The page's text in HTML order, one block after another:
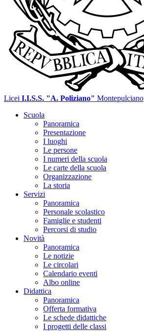
Licei I.I.S.S. "A. Poliziano" Montepulciano
Scuola
Panoramica
Presentazione
I luoghi
Le persone
I numeri della scuola
Le carte della scuola
Organizzazione
La storia
Servizi
Panoramica
Personale scolastico
Famiglie e studenti
Percorsi di studio
Novità
Panoramica
Le notizie
Le circolari
Calendario eventi
Albo online
Didattica
Panoramica
Offerta formativa
Le schede didattiche
I progetti delle classi